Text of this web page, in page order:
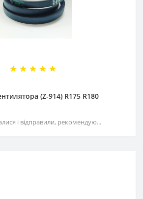
(Z-914) R175 R180
і відправили, рекомендую...